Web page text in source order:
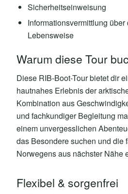
Sicherheitseinweisung
Informationsvermittlung
Lebensweise
Warum diese Tour
Diese RIB-Boot-Tour bietet dir
hautnahes Erlebnis der
Kombination aus
und fachkundiger Begleitung
einem unvergesslichen
das Besondere suchen und die
Norwegens aus nächster Nähe
Flexibel & sorgenfrei